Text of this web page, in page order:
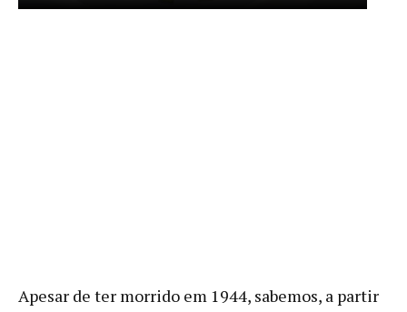
Apesar de ter morrido em 1944, sabemos, a partir